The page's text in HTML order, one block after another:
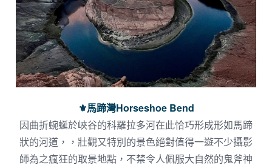
⚜︎馬蹄灣Horseshoe Bend
因曲折蜿蜒於峽谷的科羅拉多河在此恰巧形成形如馬蹄
狀的河道，，壯觀又特別的景色絕對值得一遊不少攝影
師為之瘋狂的取景地點，不禁令人佩服大自然的鬼斧神